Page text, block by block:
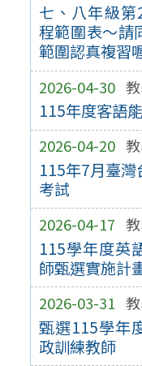
七、八年級
程範圍表～請
範圍認真複習
2026-04-30
115年度客語
2026-04-20
115年7月臺
考試
2026-04-17
115學年度英
師甄選實施計
2026-03-31
甄選115學年
政訓練教師